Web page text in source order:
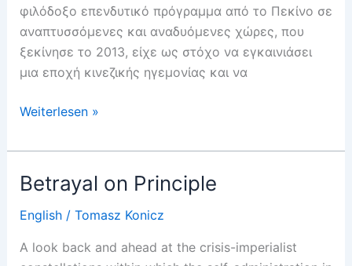
φιλόδοξο επενδυτικό πρόγραμμα από το Πεκίνο σε
αναπτυσσόμενες και αναδυόμενες χώρες, που
ξεκίνησε το 2013, είχε ως στόχο να εγκαινιάσει
μια εποχή κινεζικής ηγεμονίας και να
Κίνα:
Κρίσεις
Αντί
Ηγεμονίας
Weiterlesen »
Betrayal on Principle
English/ Tomasz Konicz
A look back and ahead at the crisis-imperialist